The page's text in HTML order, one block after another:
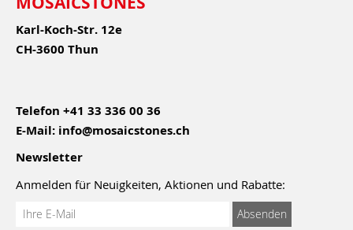
Karl-Koch-Str. 12e
CH-3600 Thun
Telefon +41 33 336 00 36
E-Mail: info@mosaicstones.ch
Newsletter
Anmelden für Neuigkeiten, Aktionen und Rabatte:
Anmeldung
Absenden